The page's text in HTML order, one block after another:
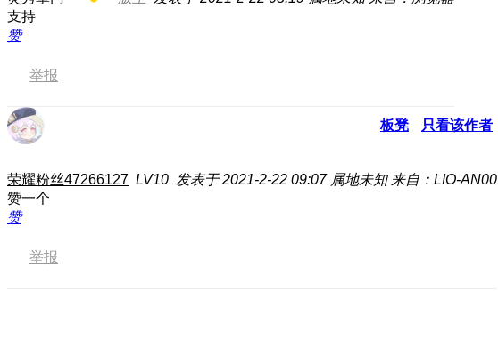
支持
赞
举报
板凳 只看该作者
荣耀粉丝47266127 LV10 发表于 2021-2-22 09:07 属地未知 来自：LIO-AN00
赞一个
赞
举报